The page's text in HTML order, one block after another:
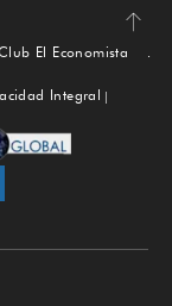
Subir
El Economista
Integral